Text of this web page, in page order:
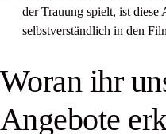
der Trauung spielt, ist diese
selbstverständlich in den
Woran ihr
Angebote